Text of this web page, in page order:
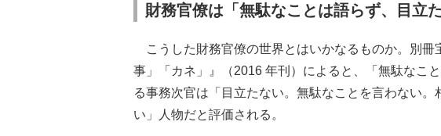
財務官僚は「無駄なことは語らず、目立
こうした財務官僚の世界とはいかなるものか。別
事」「カネ」』（2016 年刊）によると、「無駄なこ
る事務次官は「目立たない。無駄なことを言わない
い」人物だと評価される。